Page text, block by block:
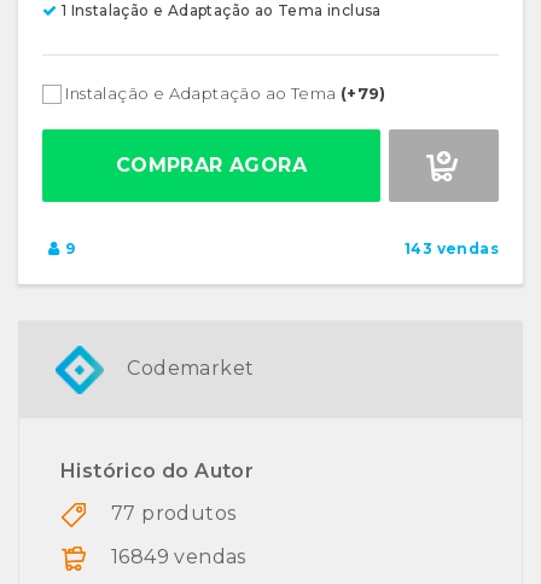
1 Instalação e Adaptação ao Tema inclusa
Instalação e Adaptação ao Tema (+79)
COMPRAR AGORA
9 143 vendas
Codemarket
Histórico do Autor
77 produtos
16849 vendas